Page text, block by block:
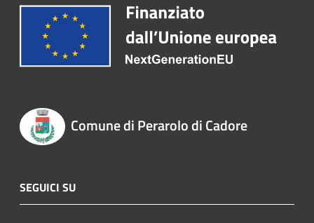
Comune di Perarolo di Cadore
SEGUICI SU